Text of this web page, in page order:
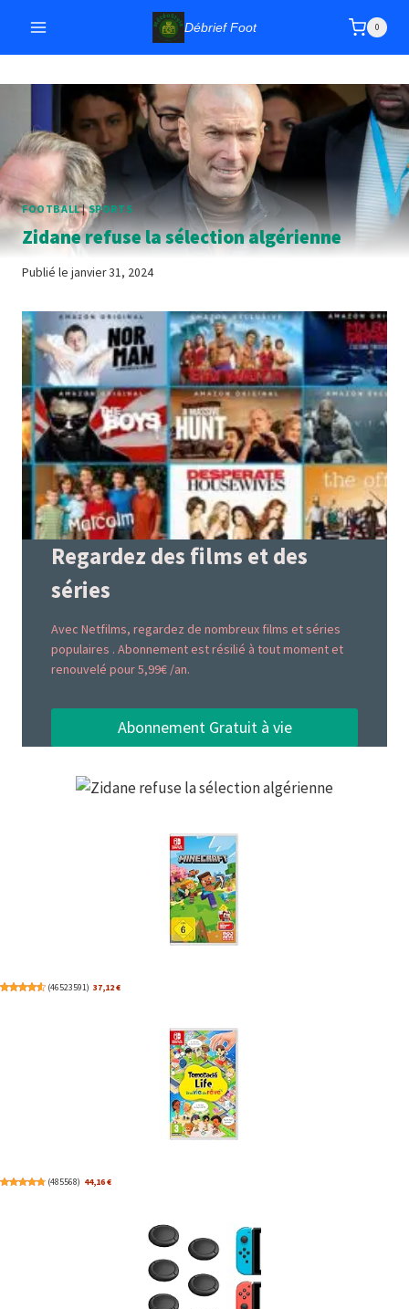
contenu
Débrief Foot 0
FOOTBALL|SPORTS
Zidane refuse la sélection algérienne
Publié le janvier 31, 2024
Regardez des films et des
séries
Avec Netfilms, regardez de nombreux films et séries
populaires . Abonnement est résilié à tout moment et
renouvelé pour 5,99€ /an.
Abonnement Gratuit à vie
(46523591) 37,12 €
(485568) 44,16 €